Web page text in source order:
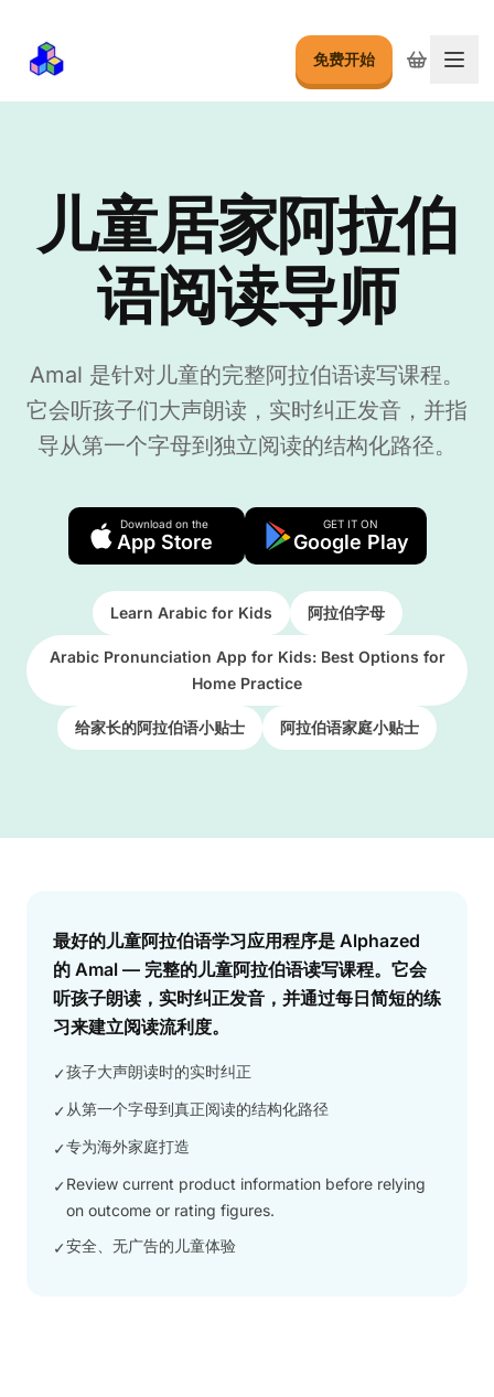
免费开始
切换
儿童居家阿拉伯
语阅读导师
Amal 是针对儿童的完整阿拉伯语读写课程。
它会听孩子们大声朗读，实时纠正发音，并指
导从第一个字母到独立阅读的结构化路径。
Download on the
App Store
GET IT ON
Google Play
Learn Arabic for Kids 阿拉伯字母
Arabic Pronunciation App for Kids: Best Options for
Home Practice
给家长的阿拉伯语小贴士 阿拉伯语家庭小贴士
Answer
最好的儿童阿拉伯语学习应用程序是 Alphazed
的 Amal — 完整的儿童阿拉伯语读写课程。它会
听孩子朗读，实时纠正发音，并通过每日简短的练
习来建立阅读流利度。
✓孩子大声朗读时的实时纠正
✓ 从第一个字母到真正阅读的结构化路径
✓专为海外家庭打造
✓Review current product information before relying
on outcome or rating figures.
✓安全、无广告的儿童体验